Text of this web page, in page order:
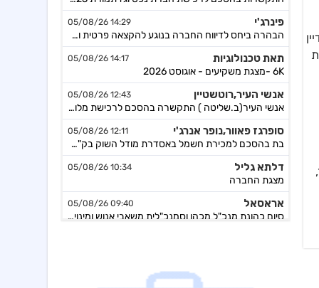
פינרג'י
הבהרה ביחס לדיווח החברה בנוגע להקצאה פרטית והשתתפות דבוקת השליטה-פרטים
תאת טכנולוגיות
6K -מצגת משקיעים - אוגוסט 2026
אנשי העיר(ב.שליטה ) התקשרה בהסכם לרכישת מלוא החזקות רוטשטיין באנשי העיר
סופרגז פאוור,נופר אנרג'י
בת בהסכם למכירת חשמל באסדרת מודל השוק בק"ע מתקני אגירה עצמאיים, כפוף
דלתא גליל
מצגת החברה
אראסאל
סיום כהונת מנכ"ל מכהן וסמנכ"לית משאבי אנוש ומינוי מנכ"ל חדש